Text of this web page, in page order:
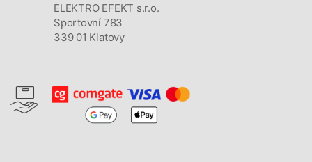
ELEKTRO EFEKT s.r.o.
Sportovní 783
339 01 Klatovy